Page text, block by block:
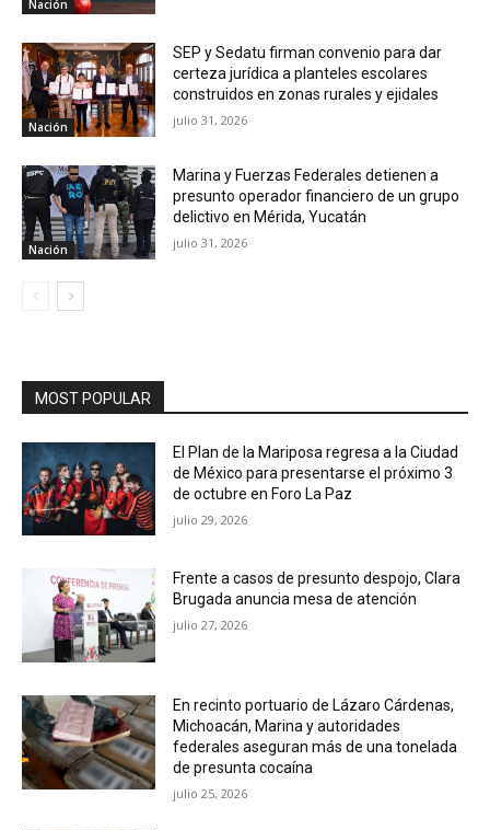
Nación
Nación
SEP y Sedatu firman convenio para dar
certeza jurídica a planteles escolares
construidos en zonas rurales y ejidales
julio 31, 2026
Nación
Marina y Fuerzas Federales detienen a
presunto operador financiero de un grupo
delictivo en Mérida, Yucatán
julio 31, 2026
MOST POPULAR
El Plan de la Mariposa regresa a la Ciudad
de México para presentarse el próximo 3
de octubre en Foro La Paz
julio 29, 2026
Frente a casos de presunto despojo, Clara
Brugada anuncia mesa de atención
julio 27, 2026
En recinto portuario de Lázaro Cárdenas,
Michoacán, Marina y autoridades
federales aseguran más de una tonelada
de presunta cocaína
julio 25, 2026